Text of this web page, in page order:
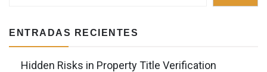
ENTRADAS RECIENTES
Hidden Risks in Property Title Verification